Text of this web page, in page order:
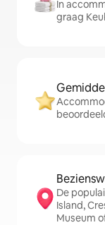
In
graag
De
Island,
Museum